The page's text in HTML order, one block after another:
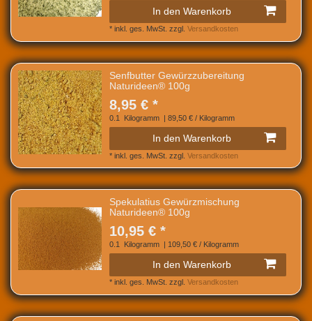
In den Warenkorb
* inkl. ges. MwSt. zzgl. Versandkosten
Senfbutter Gewürzzubereitung
Naturideen® 100g
8,95 € *
0.1 Kilogramm | 89,50 € / Kilogramm
In den Warenkorb
* inkl. ges. MwSt. zzgl. Versandkosten
Spekulatius Gewürzmischung
Naturideen® 100g
10,95 € *
0.1 Kilogramm | 109,50 € / Kilogramm
In den Warenkorb
* inkl. ges. MwSt. zzgl. Versandkosten